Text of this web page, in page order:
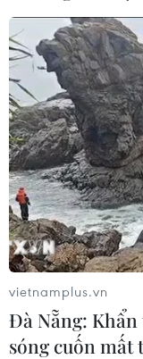
Đà Nẵng ưu tiên
người lao động để
chi phí xét nghiệm
vietnamplus.vn
Đà Nẵng:
sóng cuốn mất